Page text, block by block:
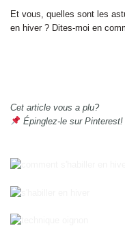
Et vous, quelles sont les
en hiver ? Dites-moi en
Cet article vous a plu?
Épinglez-le sur Pinterest!